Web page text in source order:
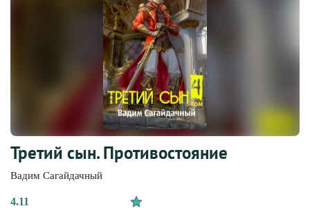
Третий сын. Противостояние
Вадим Сагайдачный
4.11